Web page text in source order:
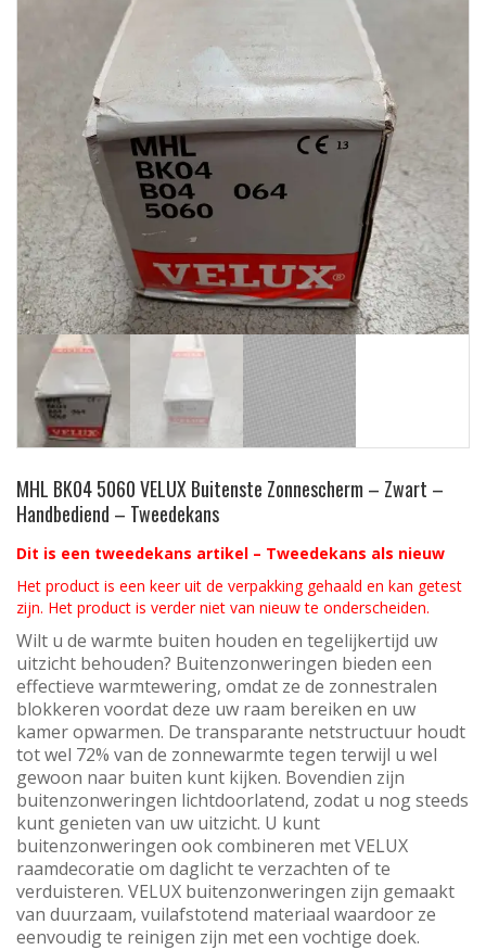
MHL BK04 5060 VELUX Buitenste Zonnescherm – Zwart –
Handbediend – Tweedekans
Dit is een tweedekans artikel – Tweedekans als nieuw
Het product is een keer uit de verpakking gehaald en kan getest
zijn. Het product is verder niet van nieuw te onderscheiden.
Wilt u de warmte buiten houden en tegelijkertijd uw
uitzicht behouden? Buitenzonweringen bieden een
effectieve warmtewering, omdat ze de zonnestralen
blokkeren voordat deze uw raam bereiken en uw
kamer opwarmen. De transparante netstructuur houdt
tot wel 72% van de zonnewarmte tegen terwijl u wel
gewoon naar buiten kunt kijken. Bovendien zijn
buitenzonweringen lichtdoorlatend, zodat u nog steeds
kunt genieten van uw uitzicht. U kunt
buitenzonweringen ook combineren met VELUX
raamdecoratie om daglicht te verzachten of te
verduisteren. VELUX buitenzonweringen zijn gemaakt
van duurzaam, vuilafstotend materiaal waardoor ze
eenvoudig te reinigen zijn met een vochtige doek.